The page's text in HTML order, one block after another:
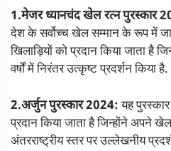
1.मेजर ध्यानचंद खेल रत्न पुरस्कार
देश के सर्वोच्च खेल सम्मान के रूप में
खिलाड़ियों को प्रदान किया जाता है
वर्षों में निरंतर उत्कृष्ट प्रदर्शन किया है.
2.अर्जुन पुरस्कार 2024:यह
प्रदान किया जाता है जिन्होंने अपने
अंतरराष्ट्रीय स्तर पर उल्लेखनीय